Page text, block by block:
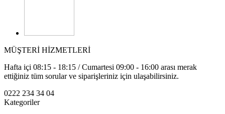
MÜŞTERİ HİZMETLERİ
Hafta içi 08:15 - 18:15 / Cumartesi 09:00 - 16:00 arası merak
ettiğiniz tüm sorular ve siparişleriniz için ulaşabilirsiniz.
0222 234 34 04
Kategoriler